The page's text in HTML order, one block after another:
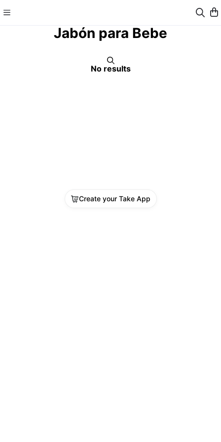
Jabón para Bebe
No results
Create your Take App